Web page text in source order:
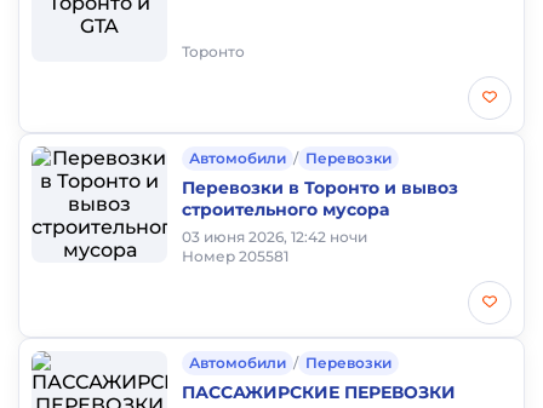
Торонто
Автомобили / Перевозки
Перевозки в Торонто и вывоз
строительного мусора
03 июня 2026, 12:42 ночи
Номер 205581
Автомобили / Перевозки
ПАССАЖИРСКИЕ ПЕРЕВОЗКИ